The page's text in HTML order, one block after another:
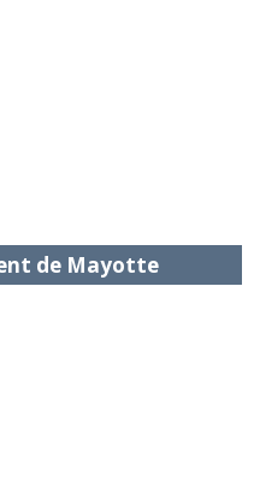
de Mayotte